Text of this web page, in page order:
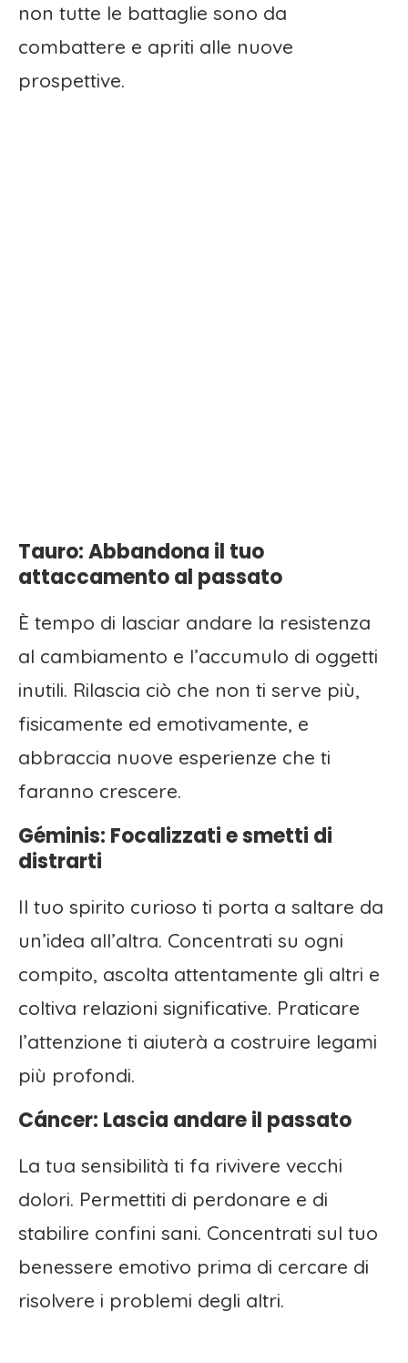
non tutte le battaglie sono da
combattere e apriti alle nuove
prospettive.
Tauro: Abbandona il tuo
attaccamento al passato
È tempo di lasciar andare la resistenza
al cambiamento e l’accumulo di oggetti
inutili. Rilascia ciò che non ti serve più,
fisicamente ed emotivamente, e
abbraccia nuove esperienze che ti
faranno crescere.
Géminis: Focalizzati e smetti di
distrarti
Il tuo spirito curioso ti porta a saltare da
un’idea all’altra. Concentrati su ogni
compito, ascolta attentamente gli altri e
coltiva relazioni significative. Praticare
l’attenzione ti aiuterà a costruire legami
più profondi.
Cáncer: Lascia andare il passato
La tua sensibilità ti fa rivivere vecchi
dolori. Permettiti di perdonare e di
stabilire confini sani. Concentrati sul tuo
benessere emotivo prima di cercare di
risolvere i problemi degli altri.